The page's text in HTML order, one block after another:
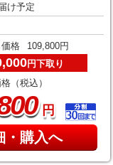
け予定
格 109,800円
円下取り
（税込）
円
・購入へ